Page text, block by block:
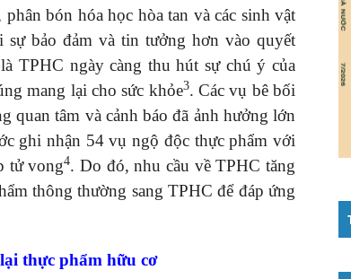
bón hóa học hòa tan và các sinh vật
bảo đảm và tin tưởng hơn vào quyết
TPHC ngày càng thu hút sự chú ý của
mang lại cho sức khỏe3. Các vụ bê bối
quan tâm và cảnh báo đã ảnh hưởng lớn
ghi nhận 54 vụ ngộ độc thực phẩm với
tử vong4. Do đó, nhu cầu về TPHC tăng
thông thường sang TPHC để đáp ứng
thực phẩm hữu cơ